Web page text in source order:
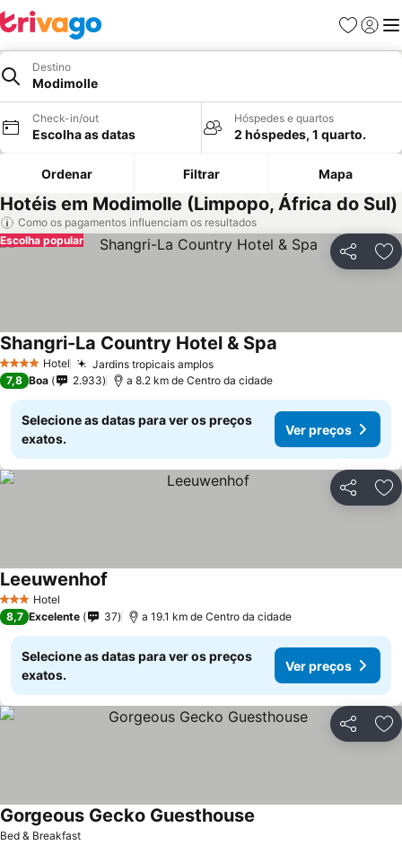
Favoritos
Iniciar
Destino
Modimolle
Check-in/out
Escolha as datas
Hóspedes e quartos
2 hóspedes, 1 quarto.
Ordenar Filtrar Mapa
Hotéis em Modimolle (Limpopo, África do Sul)
Como os pagamentos influenciam os resultados
Partilhar
Escolha popular
4 EstrelasHotel Jardins tropicais amplosVer preços
Shangri-La Country Hotel & Spa
7,8 Boa 2.933 a 8.2 km de Centro da cidade
Selecione as datas para ver os preços
exatos.
Ver preços
Partilhar
3 EstrelasHotel
Leeuwenhof
8,7 Excelente 37 a 19.1 km de Centro da cidade
Selecione as datas para ver os preços
exatos.
Ver preços
Partilhar
Bed & Breakfast
Gorgeous Gecko Guesthouse